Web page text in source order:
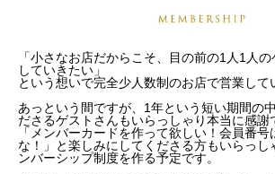
「小さなお店だからこそ、目の前の1人1人
していきたい」
という想いで完全少人数制のお店で営業して
あっという間ですが、1年という短い期間の
ださるゲストさんもいらっしゃり本当に感謝
「メンバーカードを作って欲しい！会員番
な！」と楽しみにしてくださる方もいらっし
ンバーシップ制度を作る予定です。